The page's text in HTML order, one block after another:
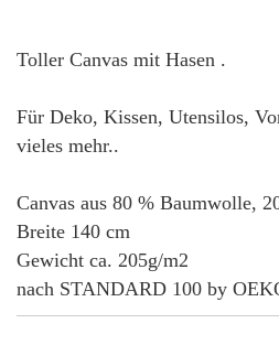
Toller Canvas mit Hasen .
Für Deko, Kissen, Utensilos,
vieles mehr..
Canvas aus 80 % Baumwolle,
Breite 140 cm
Gewicht ca. 205g/m2
nach STANDARD 100 by